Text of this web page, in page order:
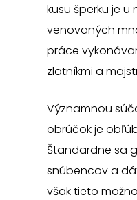
kusu šperku je u
venovaných
práce
zlatníkmi a
Významnou
obrúčok je
Štandardne sa
snúbencov a
však tieto